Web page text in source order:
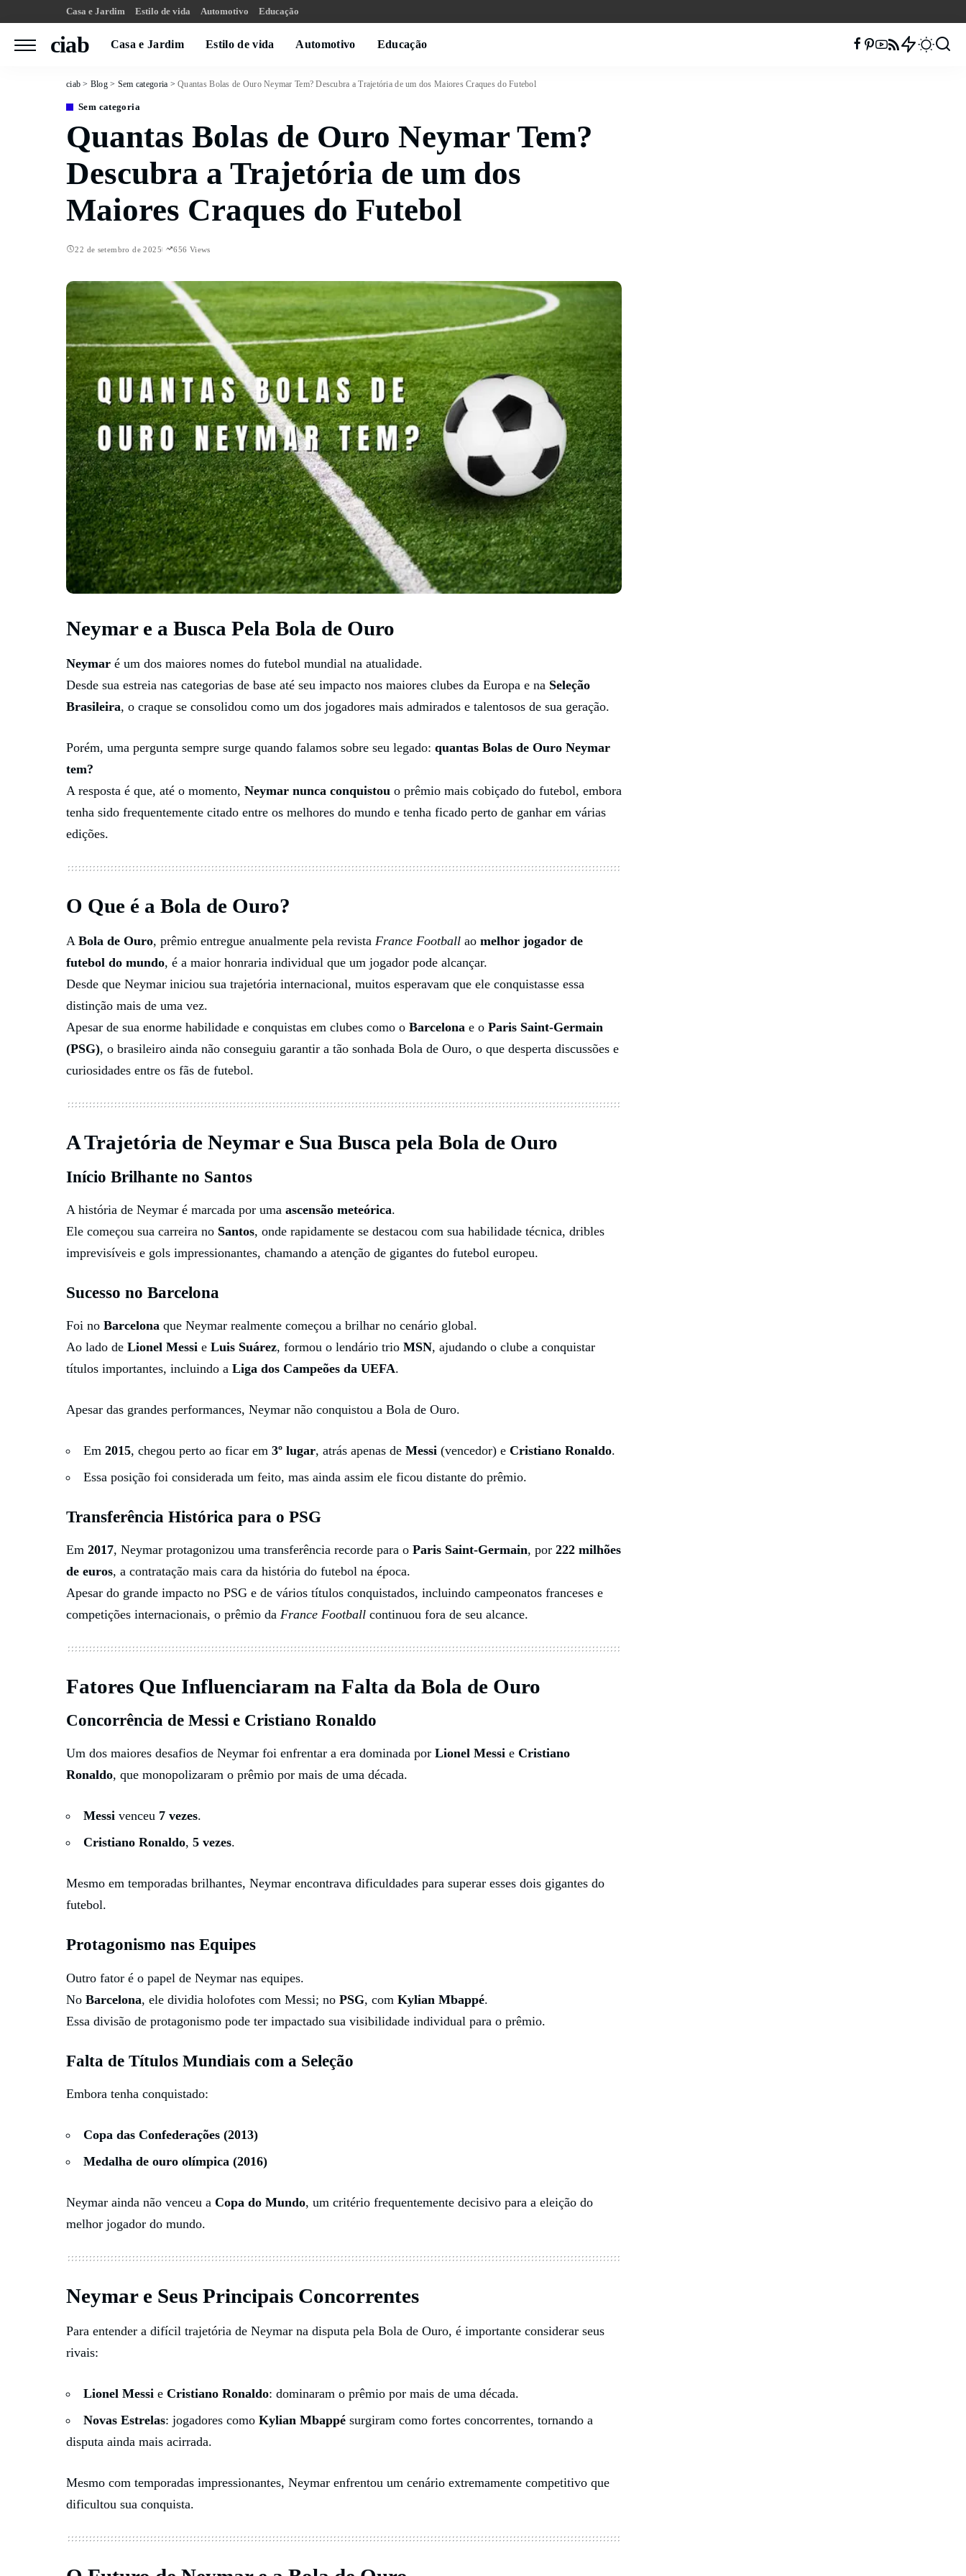
Casa e Jardim Estilo de vida Automotivo Educação
ciab Casa e Jardim Estilo de vida Automotivo Educação
ciab > Blog > Sem categoria >Quantas Bolas de Ouro Neymar Tem? Descubra a Trajetória de um dos Maiores Craques do Futebol
Sem categoria
Quantas Bolas de Ouro Neymar Tem?
Descubra a Trajetória de um dos
Maiores Craques do Futebol
22 de setembro de 2025 656 Views
Neymar e a Busca Pela Bola de Ouro
Neymar é um dos maiores nomes do futebol mundial na atualidade.
Desde sua estreia nas categorias de base até seu impacto nos maiores clubes da Europa e na Seleção
Brasileira, o craque se consolidou como um dos jogadores mais admirados e talentosos de sua geração.
Porém, uma pergunta sempre surge quando falamos sobre seu legado: quantas Bolas de Ouro Neymar
tem?
A resposta é que, até o momento, Neymar nunca conquistou o prêmio mais cobiçado do futebol, embora
tenha sido frequentemente citado entre os melhores do mundo e tenha ficado perto de ganhar em várias
edições.
O Que é a Bola de Ouro?
A Bola de Ouro, prêmio entregue anualmente pela revista France Football ao melhor jogador de
futebol do mundo, é a maior honraria individual que um jogador pode alcançar.
Desde que Neymar iniciou sua trajetória internacional, muitos esperavam que ele conquistasse essa
distinção mais de uma vez.
Apesar de sua enorme habilidade e conquistas em clubes como o Barcelona e o Paris Saint-Germain
(PSG), o brasileiro ainda não conseguiu garantir a tão sonhada Bola de Ouro, o que desperta discussões e
curiosidades entre os fãs de futebol.
A Trajetória de Neymar e Sua Busca pela Bola de Ouro
Início Brilhante no Santos
A história de Neymar é marcada por uma ascensão meteórica.
Ele começou sua carreira no Santos, onde rapidamente se destacou com sua habilidade técnica, dribles
imprevisíveis e gols impressionantes, chamando a atenção de gigantes do futebol europeu.
Sucesso no Barcelona
Foi no Barcelona que Neymar realmente começou a brilhar no cenário global.
Ao lado de Lionel Messi e Luis Suárez, formou o lendário trio MSN, ajudando o clube a conquistar
títulos importantes, incluindo a Liga dos Campeões da UEFA.
Apesar das grandes performances, Neymar não conquistou a Bola de Ouro.
Em 2015, chegou perto ao ficar em 3º lugar, atrás apenas de Messi (vencedor) e Cristiano Ronaldo.
Essa posição foi considerada um feito, mas ainda assim ele ficou distante do prêmio.
Transferência Histórica para o PSG
Em 2017, Neymar protagonizou uma transferência recorde para o Paris Saint-Germain, por 222 milhões
de euros, a contratação mais cara da história do futebol na época.
Apesar do grande impacto no PSG e de vários títulos conquistados, incluindo campeonatos franceses e
competições internacionais, o prêmio da France Football continuou fora de seu alcance.
Fatores Que Influenciaram na Falta da Bola de Ouro
Concorrência de Messi e Cristiano Ronaldo
Um dos maiores desafios de Neymar foi enfrentar a era dominada por Lionel Messi e Cristiano
Ronaldo, que monopolizaram o prêmio por mais de uma década.
Messi venceu 7 vezes.
Cristiano Ronaldo, 5 vezes.
Mesmo em temporadas brilhantes, Neymar encontrava dificuldades para superar esses dois gigantes do
futebol.
Protagonismo nas Equipes
Outro fator é o papel de Neymar nas equipes.
No Barcelona, ele dividia holofotes com Messi; no PSG, com Kylian Mbappé.
Essa divisão de protagonismo pode ter impactado sua visibilidade individual para o prêmio.
Falta de Títulos Mundiais com a Seleção
Embora tenha conquistado:
Copa das Confederações (2013)
Medalha de ouro olímpica (2016)
Neymar ainda não venceu a Copa do Mundo, um critério frequentemente decisivo para a eleição do
melhor jogador do mundo.
Neymar e Seus Principais Concorrentes
Para entender a difícil trajetória de Neymar na disputa pela Bola de Ouro, é importante considerar seus
rivais:
Lionel Messi e Cristiano Ronaldo: dominaram o prêmio por mais de uma década.
Novas Estrelas: jogadores como Kylian Mbappé surgiram como fortes concorrentes, tornando a
disputa ainda mais acirrada.
Mesmo com temporadas impressionantes, Neymar enfrentou um cenário extremamente competitivo que
dificultou sua conquista.